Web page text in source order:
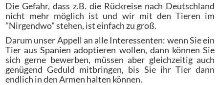
Die Gefahr, dass z.B. die Rückreise nach Deutschland
nicht mehr möglich ist und wir mit den Tieren im
"Nirgendwo" stehen, ist einfach zu groß.
Darum unser Appell an alle Interessenten: wenn Sie ein
Tier aus Spanien adoptieren wollen, dann können Sie
sich gerne bewerben, müssen aber gleichzeitig auch
genügend Geduld mitbringen, bis Sie ihr Tier dann
endlich in den Armen halten können.